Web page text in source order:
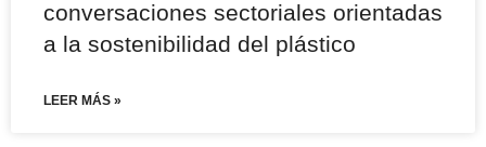
conversaciones sectoriales orientadas
a la sostenibilidad del plástico
LEER MÁS »